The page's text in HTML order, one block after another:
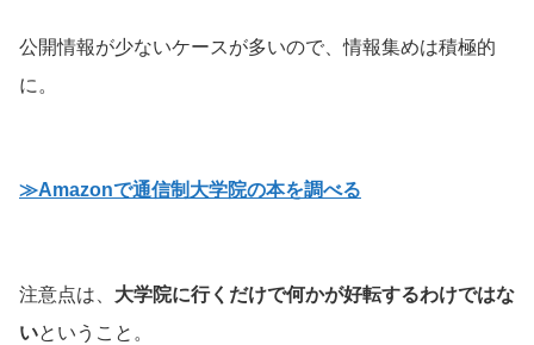
公開情報が少ないケースが多いので、情報集めは積極的
に。
≫Amazonで通信制大学院の本を調べる
注意点は、 大学院に行くだけで何かが好転するわけではな
いということ。